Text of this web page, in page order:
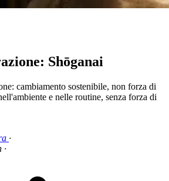
Shōganai
cambiamento sostenibile, non forza di
e nelle routine, senza forza di
·
·